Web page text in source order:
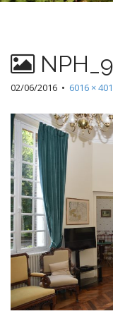
02/06/2016 • 6016 ×